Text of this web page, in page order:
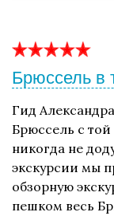
Брюссель в
Гид
Брюссель с
никогда не
экскурсии мы
обзорную
пешком весь